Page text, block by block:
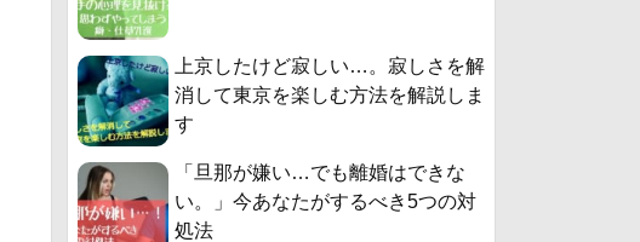
上京したけど寂しい…。寂しさを解
消して東京を楽しむ方法を解説しま
す
「旦那が嫌い…でも離婚はできな
い。」今あなたがするべき5つの対
処法